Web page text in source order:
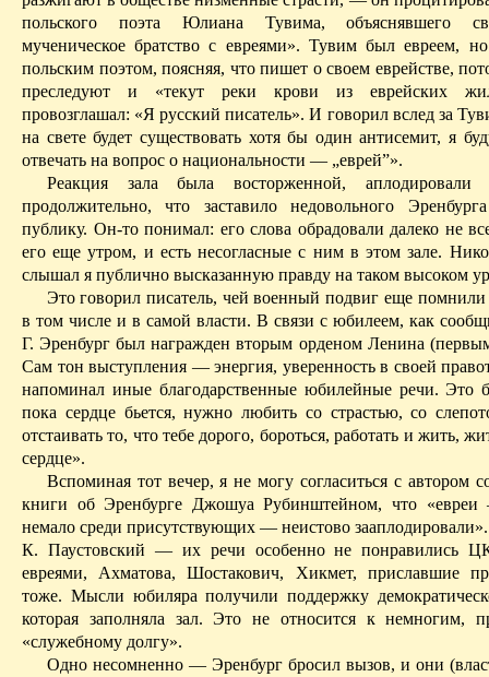
польского поэта Юлиана Тувима, объяснявшего
мученическое братство с евреями». Тувимбыл евреем,
польским поэтом, поясняя, что пишет о своем еврействе,
преследуют и «текут реки крови из еврейских
провозглашал: «Я русский писатель». И говорил вслед за
на свете будет существовать хотя бы один антисемит, я
отвечать на вопрос о национальности — „еврей”».
Реакция зала была восторженной,
продолжительно, что заставило недовольного
публику. Он-то понимал: его слова обрадовали далеко не
его еще утром, и есть несогласные с ним в этом зале.
слышал я публично высказанную правду на таком высоком
Это говорил писатель, чей военный подвиг еще помнили
в том числе и в самой власти. В связи с юбилеем, как
Г. Эренбург был награжден вторым орденом Ленина
Сам тон выступления — энергия, уверенность в своей
напоминал иные благодарственные юбилейные речи. Это
пока сердце бьется, нужно любить со страстью, со
отстаивать то, что тебе дорого, бороться, работать и жить,
сердце».
Вспоминая тот вечер, я не могу согласиться с автором
книги об Эренбурге ДжошуаРубинштейном, что
немало среди присутствующих — неистово
К. Паустовский — их речи особенно не понравились
евреями, Ахматова, Шостакович, Хикмет, приславшие
тоже. Мысли юбиляра получили поддержку
которая заполняла зал. Это не относится к немногим,
«служебному долгу».
Однонесомненно — Эренбург бросил вызов, и они